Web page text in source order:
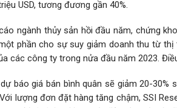
USD, tương đương gần 40%.
ngành thủy sản hồi đầu năm, chứng
phần cho sự suy giảm doanh thu từ thị
các công ty trong nửa đầu năm 2023.
báo giá bán bình quân sẽ giảm 20-
lượng đơn đặt hàng tăng chậm, SSI